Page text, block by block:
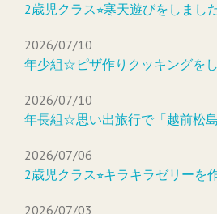
2歳児クラス⭐︎寒天遊びをしまし
2026/07/10
年少組☆ピザ作りクッキングをし
2026/07/10
年長組☆思い出旅行で「越前松
2026/07/06
2歳児クラス⭐︎キラキラゼリーを
2026/07/03